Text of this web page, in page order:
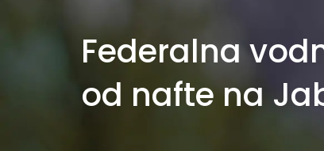
Federalna
od nafte na